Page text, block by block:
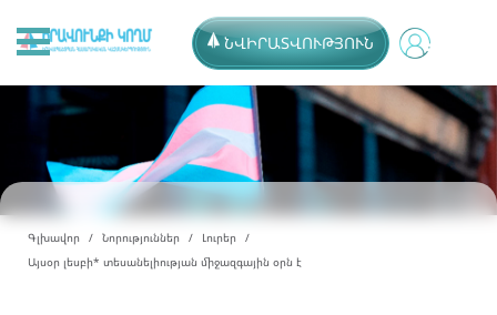
ՆՎԻՐԱՏՎՈՒԹՅՈՒՆ
Գլխավոր Նորություններ
Լուրեր
Այսօր լեսբի* տեսանելիության միջազգային օրն է